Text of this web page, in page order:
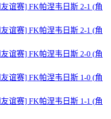
友谊赛] FK帕涅韦日斯 2-1 (角
友谊赛] FK帕涅韦日斯 2-1 (角
友谊赛] FK帕涅韦日斯 2-0 (角
友谊赛] FK帕涅韦日斯 1-0 (角
友谊赛] FK帕涅韦日斯 1-1 (角